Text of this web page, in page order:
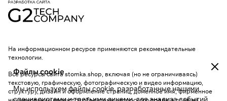
Файлы cookie
Мы используем файлы cookie, разработанные нашими
специалистами и третьими лицами, для анализа событий
На информационном ресурсе применяются рекомендательные
технологии.
Все ресурсы сайта stomka.shop, включая (но не ограничиваясь)
текстовую, графическую, фотографическую и видео информацию,
структуру, дизайн и оформление страниц, доменное имя, фирменное